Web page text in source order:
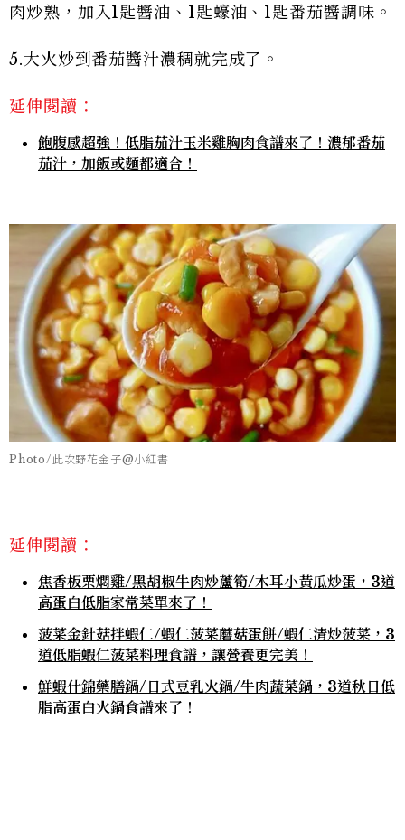
肉炒熟，加入1匙醬油、1匙蠔油、1匙番茄醬調味。
5.大火炒到番茄醬汁濃稠就完成了。
延伸閱讀：
飽腹感超強！低脂茄汁玉米雞胸肉食譜來了！濃郁番茄
茄汁，加飯或麵都適合！
Photo/此次野花金子@小紅書
延伸閱讀：
焦香板栗燜雞/黑胡椒牛肉炒蘆筍/木耳小黃瓜炒蛋，3道
高蛋白低脂家常菜單來了！
菠菜金針菇拌蝦仁/蝦仁菠菜蘑菇蛋餅/蝦仁清炒菠菜，3
道低脂蝦仁菠菜料理食譜，讓營養更完美！
鮮蝦什錦藥膳鍋/日式豆乳火鍋/牛肉蔬菜鍋，3道秋日低
脂高蛋白火鍋食譜來了！